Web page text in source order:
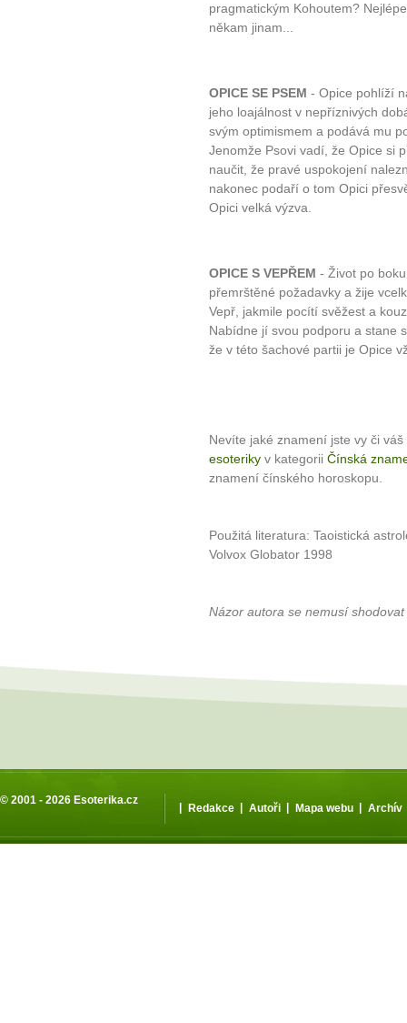
pragmatickým Kohoutem?
někam jinam...
OPICE SE PSEM - Opice pohlíží
jeho loajálnost v nepříznivých
svým optimismem a podává mu
Jenomže Psovi vadí, že Opice si
naučit, že pravé uspokojení
nakonec podaří o tom Opici
Opici velká výzva.
OPICE S VEPŘEM - Život po
přemrštěné požadavky a žije
Vepř, jakmile pocítí svěžest a
Nabídne jí svou podporu a stane
že v této šachové partii je Opice
Nevíte jaké znamení jste vy či
esoteriky v kategorii Čínská
znamení čínského horoskopu.
Použitá literatura: Taoistická
Volvox Globator 1998
Názor autora se nemusí
© 2001 - 2026 Esoterika.cz
| Redakce | Autoři | Mapa webu | Archív